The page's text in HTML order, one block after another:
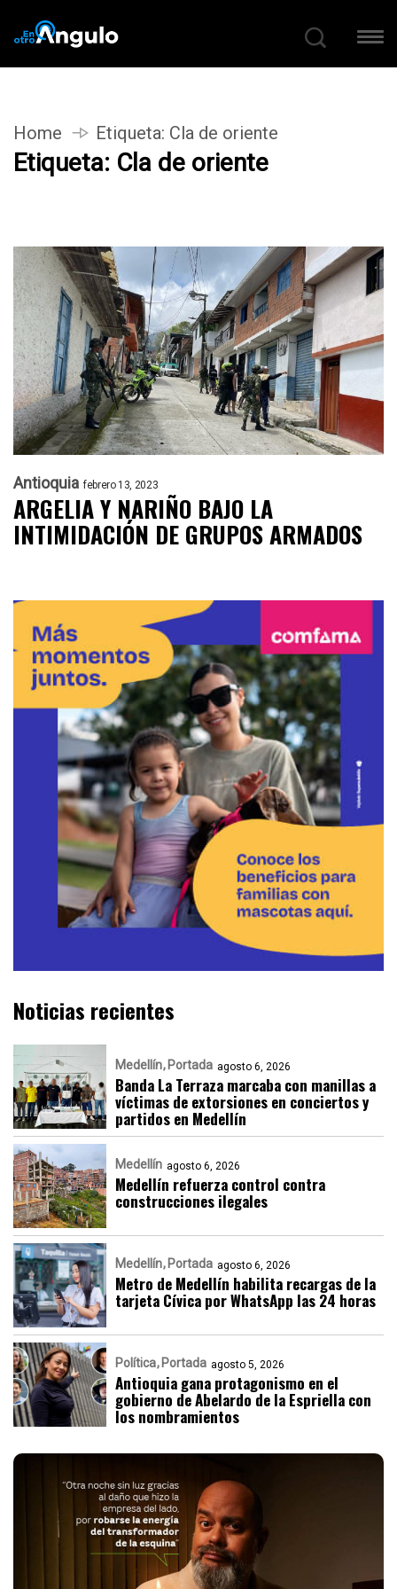
Home Etiqueta: Cla de oriente
Etiqueta: Cla de oriente
Antioquia febrero 13, 2023
ARGELIA Y NARIÑO BAJO LA
INTIMIDACIÓN DE GRUPOS ARMADOS
Noticias recientes
Medellín Portada agosto 6, 2026
Banda La Terraza marcaba con manillas a
víctimas de extorsiones en conciertos y
partidos en Medellín
Medellín agosto 6, 2026
Medellín refuerza control contra
construcciones ilegales
Medellín Portada agosto 6, 2026
Metro de Medellín habilita recargas de la
tarjeta Cívica por WhatsApp las 24 horas
Política Portada agosto 5, 2026
Antioquia gana protagonismo en el
gobierno de Abelardo de la Espriella con
los nombramientos